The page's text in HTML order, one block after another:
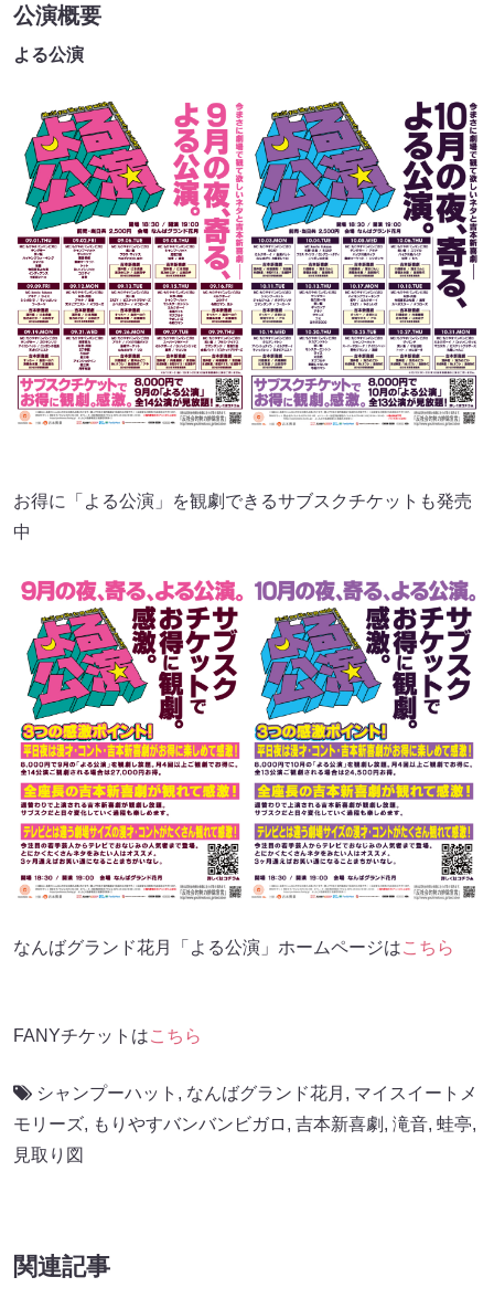
公演概要
よる公演
お得に「よる公演」を観劇できるサブスクチケットも発売
中
なんばグランド花月「よる公演」ホームページはこちら
FANYチケットはこちら
シャンプーハット , なんばグランド花月 , マイスイートメ
モリーズ, もりやすバンバンビガロ , 吉本新喜劇 , 滝音, 蛙亭,
見取り図
関連記事